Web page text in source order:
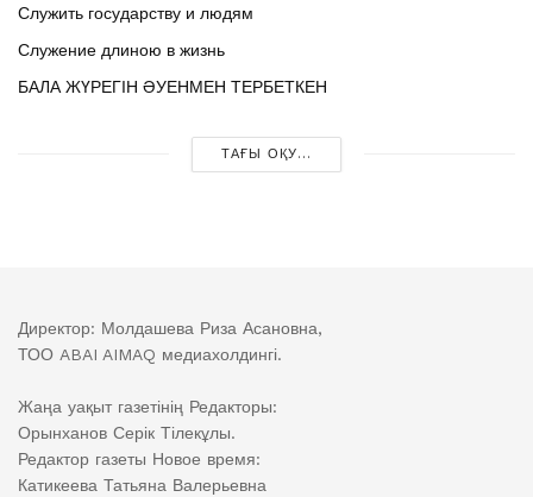
Служить государству и людям
Служение длиною в жизнь
БАЛА ЖҮРЕГІН ӘУЕНМЕН ТЕРБЕТКЕН
ТАҒЫ ОҚУ...
Директор: Молдашева Риза Асановна,
ТОО ABAI AIMAQ медиахолдингі.
Жаңа уақыт газетінің Редакторы:
Орынханов Серік Тілекұлы.
Редактор газеты Новое время:
Катикеева Татьяна Валерьевна